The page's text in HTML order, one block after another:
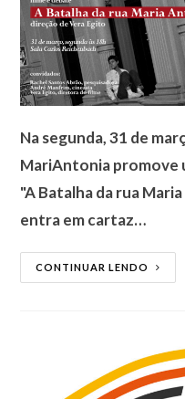
Na segunda, 31 de
MariAntonia promove
"A Batalha da rua
entra em cartaz…
CONTINUAR LENDO